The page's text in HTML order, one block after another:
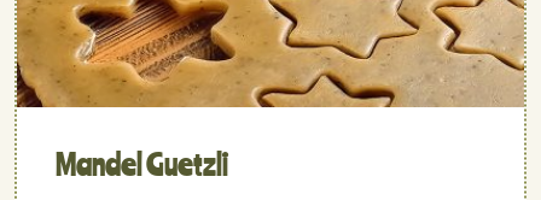
Mandel Guetzli